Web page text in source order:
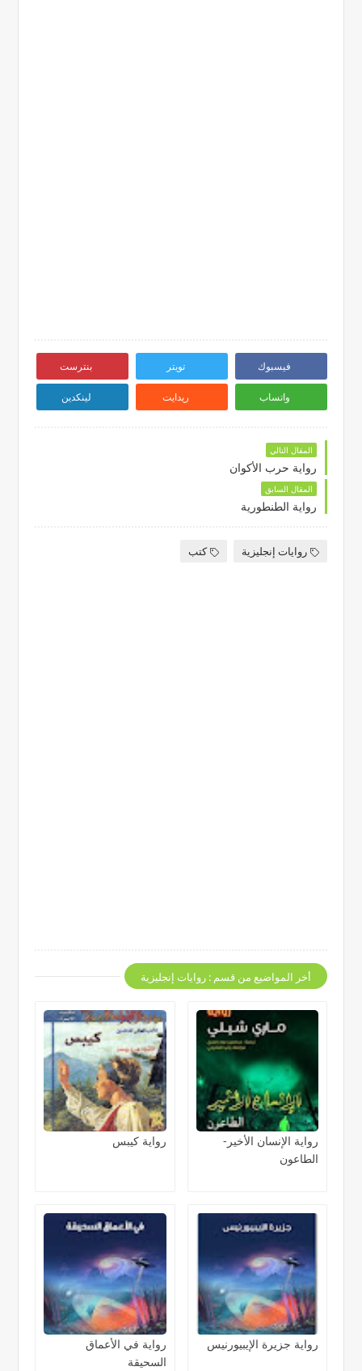
فيسبوك تويتر بنترست
واتساب ريدايت لينكدين
المقال التالي
رواية حرب الأكوان
المقال السابق
رواية الطنطورية
روايات إنجليزية كتب
أخر المواضيع من قسم : روايات إنجليزية
رواية الإنسان الأخير-
الطاعون
رواية كيبس
رواية جزيرة الإيبيورنيس
رواية في الأعماق
السحيقة